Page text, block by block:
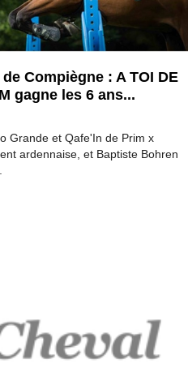
de Compiègne : A TOI DE
gagne les 6 ans...
Grande et Qafe'In de Prim x
ardennaise, et Baptiste Bohren